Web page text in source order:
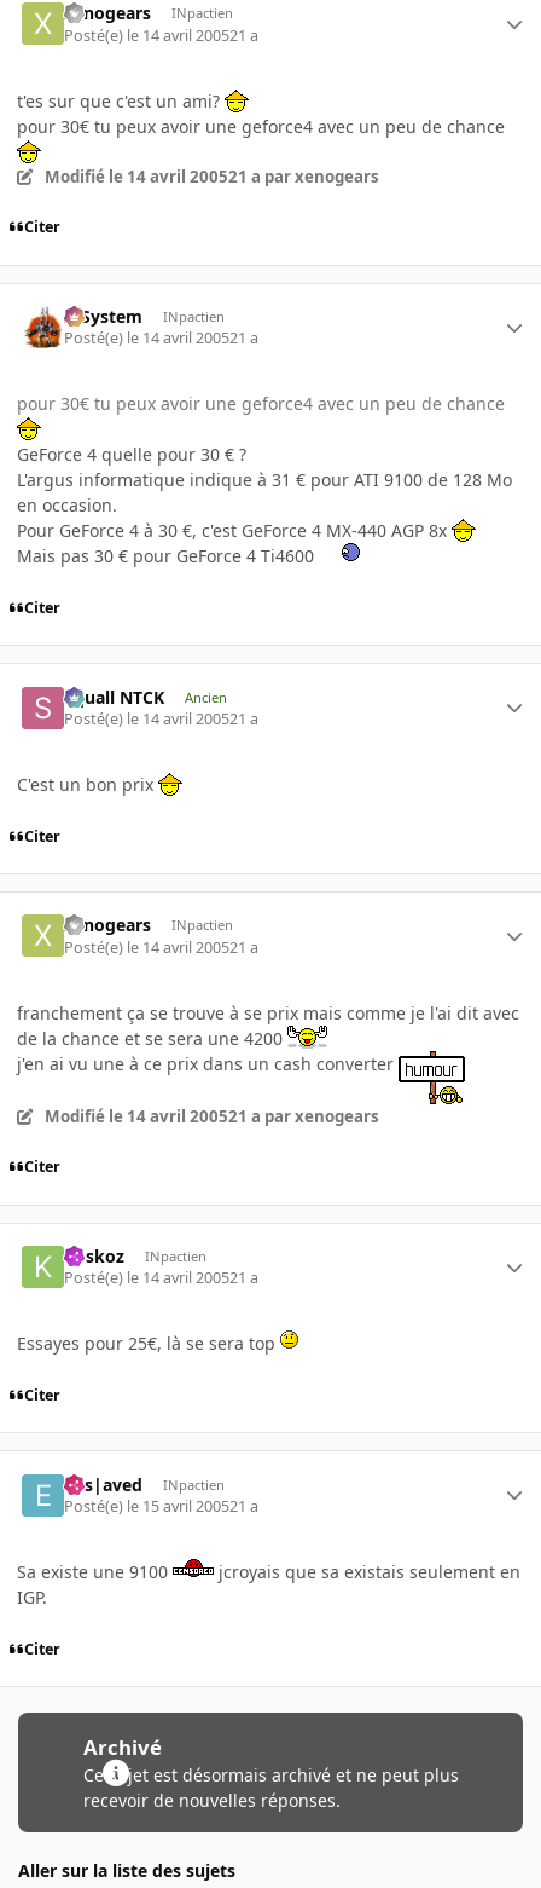
xenogears INpactien
Posté(e) le 14 avril 200521 a
t'es sur que c'est un ami?
pour 30€ tu peux avoir une geforce4 avec un peu de chance
Modifié le 14 avril 200521 a par xenogears
Citer
X-System INpactien
Posté(e) le 14 avril 200521 a
pour 30€ tu peux avoir une geforce4 avec un peu de chance
GeForce 4 quelle pour 30 € ?
L'argus informatique indique à 31 € pour ATI 9100 de 128 Mo
en occasion.
Pour GeForce 4 à 30 €, c'est GeForce 4 MX-440 AGP 8x
Mais pas 30 € pour GeForce 4 Ti4600
Citer
Squall NTCK Ancien
Posté(e) le 14 avril 200521 a
C'est un bon prix
Citer
xenogears INpactien
Posté(e) le 14 avril 200521 a
franchement ça se trouve à se prix mais comme je l'ai dit avec
de la chance et se sera une 4200
j'en ai vu une à ce prix dans un cash converter
Modifié le 14 avril 200521 a par xenogears
Citer
koskoz INpactien
Posté(e) le 14 avril 200521 a
Essayes pour 25€, là se sera top
Citer
Ens|aved INpactien
Posté(e) le 15 avril 200521 a
Sa existe une 9100
jcroyais que sa existais seulement en
IGP.
Citer
Archivé
Ce sujet est désormais archivé et ne peut plus
recevoir de nouvelles réponses.
Aller sur la liste des sujets